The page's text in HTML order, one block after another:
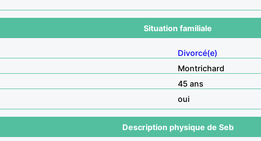
Situation familiale
Divorcé(e)
Montrichard
45 ans
oui
Description physique de Seb